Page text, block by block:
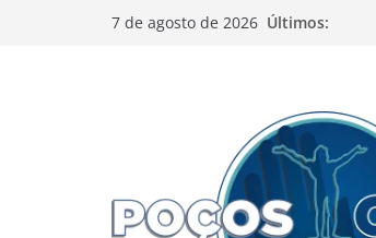
7 de agosto de 2026 Últimos: